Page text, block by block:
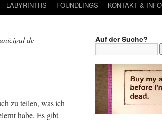
LABYRINTHS FOUNDLINGS KONTAKT & INFO
de
zu teilen, was ich
habe. Es gibt
Auf der Suche?